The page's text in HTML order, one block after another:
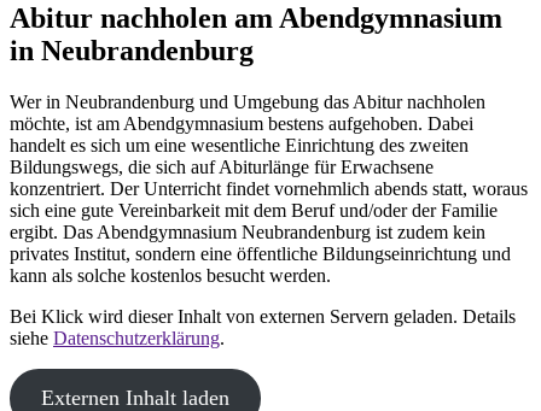
Abitur nachholen am Abendgymnasium
in Neubrandenburg
Wer in Neubrandenburg und Umgebung das Abitur nachholen
möchte, ist am Abendgymnasium bestens aufgehoben. Dabei
handelt es sich um eine wesentliche Einrichtung des zweiten
Bildungswegs, die sich auf Abiturlänge für Erwachsene
konzentriert. Der Unterricht findet vornehmlich abends statt, woraus
sich eine gute Vereinbarkeit mit dem Beruf und/oder der Familie
ergibt. Das Abendgymnasium Neubrandenburg ist zudem kein
privates Institut, sondern eine öffentliche Bildungseinrichtung und
kann als solche kostenlos besucht werden.
Bei Klick wird dieser Inhalt von externen Servern geladen. Details
siehe Datenschutzerklärung.
Externen Inhalt laden